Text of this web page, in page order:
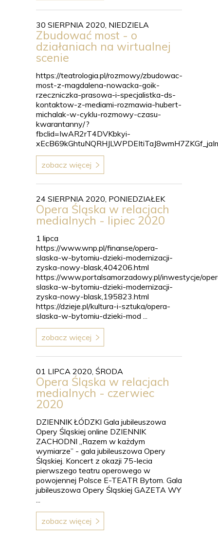
30 SIERPNIA 2020, NIEDZIELA
Zbudować most - o
działaniach na wirtualnej
scenie
https://teatrologia.pl/rozmowy/zbudowac-
most-z-magdalena-nowacka-goik-
rzeczniczka-prasowa-i-specjalistka-ds-
kontaktow-z-mediami-rozmawia-hubert-
michalak-w-cyklu-rozmowy-czasu-
kwarantanny/?
fbclid=IwAR2rT4DVKbkyi-
zobacz więcej
24 SIERPNIA 2020, PONIEDZIAŁEK
Opera Śląska w relacjach
medialnych - lipiec 2020
1 lipca
https://www.wnp.pl/finanse/opera-
slaska-w-bytomiu-dzieki-modernizacji-
zyska-nowy-blask,404206.html
https://www.portalsamorzadowy.pl/inwestycje/
slaska-w-bytomiu-dzieki-modernizacji-
zyska-nowy-blask,195823.html
https://dzieje.pl/kultura-i-sztuka/opera-
slaska-w-bytomiu-dzieki-mod ...
zobacz więcej
01 LIPCA 2020, ŚRODA
Opera Śląska w relacjach
medialnych - czerwiec
2020
DZIENNIK ŁÓDZKI Gala jubileuszowa
Opery Śląskiej online DZIENNIK
ZACHODNI „Razem w każdym
wymiarze” - gala jubileuszowa Opery
Śląskiej. Koncert z okazji 75-lecia
pierwszego teatru operowego w
powojennej Polsce E-TEATR Bytom. Gala
jubileuszowa Opery Śląskiej GAZETA WY
...
zobacz więcej